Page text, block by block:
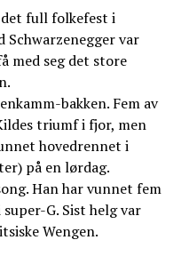
full folkefest i
Schwarzenegger var
med seg det store
bakken. Fem av
triumf i fjor, men
hovedrennet i
på en lørdag.
Han har vunnet fem
G. Sist helg var
Wengen.